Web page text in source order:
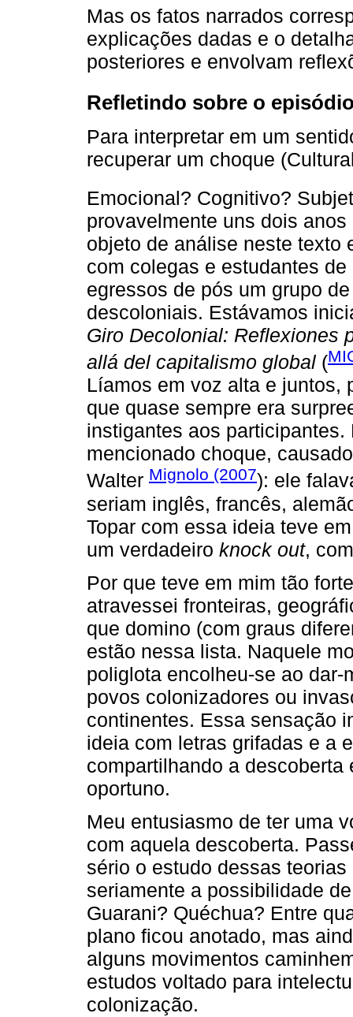
Mas os fatos narrados
explicações dadas e o
posteriores e envolvam
Refletindo sobre o
Para interpretar em um
recuperar um choque
Emocional? Cognitivo?
provavelmente uns dois
objeto de análise neste texto
com colegas e estudantes
egressos de pós um grupo
descoloniais. Estávamos
Giro Decolonial: Reflexiones
allá del capitalismo global (
Líamos em voz alta e juntos,
que quase sempre era
instigantes aos
mencionado choque,
Walter Mignolo (2007): ele
seriam inglês, francês,
Topar com essa ideia teve
um verdadeiro knock out,
Por que teve em mim tão
atravessei fronteiras,
que domino (com graus
estão nessa lista. Naquele
poliglota encolheu-se ao
povos colonizadores ou
continentes. Essa sensação
ideia com letras grifadas e a
compartilhando a
oportuno.
Meu entusiasmo de ter uma
com aquela descoberta.
sério o estudo dessas
seriamente a possibilidade
Guarani? Quéchua? Entre
plano ficou anotado, mas
alguns movimentos
estudos voltado para
colonização.